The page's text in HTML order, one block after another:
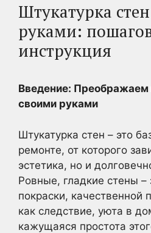
Штукатурка
руками:
инструкция
Введение: Преображаем
своими руками
Штукатурка стен – это
ремонте, от которого
эстетика, но и
Ровные, гладкие стены –
покраски, качественной
как следствие, уюта в
кажущаяся простота